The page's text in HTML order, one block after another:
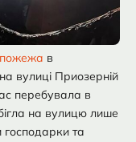
пожежа в
вулиці Приозерній
перебувала в
на вулицю лише
господарки та